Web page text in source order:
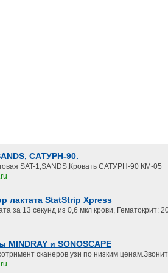
САТУРН-90.
SAT-1,SANDS,Кровать САТУРН-90 КМ-05
лактата StatStrip Xpress
за 13 секунд из 0,6 мкл крови, Гематокрит:
MINDRAY и SONOSCAPE
сканеров узи по низким